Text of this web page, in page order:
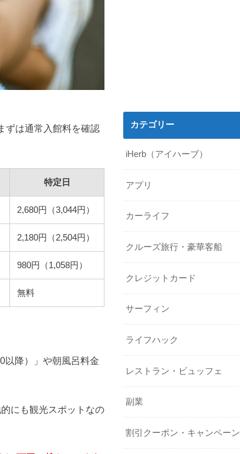
ずは通常入館料を確認
特定日
2,680円（3,044円）
2,180円（2,504円）
980円（1,058円）
無料
以降）」や朝風呂料金
にも観光スポットなの
カテゴリー
iHerb（アイハーブ）
アプリ
カーライフ
クルーズ旅行・豪華客船
クレジットカード
サーフィン
ライフハック
レストラン・ビュッフェ
副業
割引クーポン・キャンペーン